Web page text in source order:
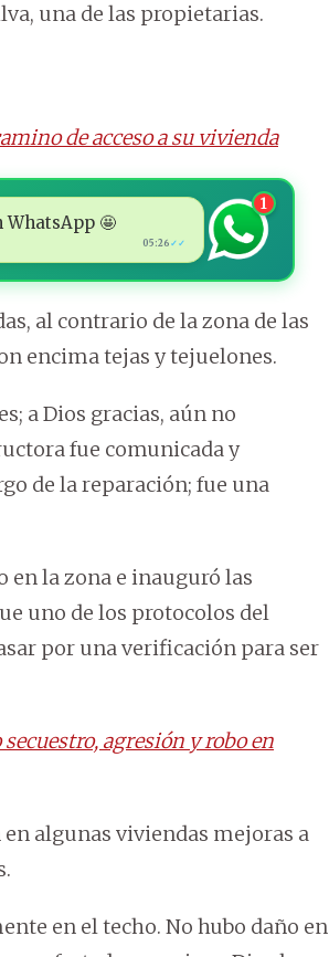
una de las propietarias.
de acceso a su vivienda
WhatsApp 🤩
05:26 ✓✓
1
al contrario de la zona de las
encima tejas y tejuelones.
a Dios gracias, aún no
fue comunicada y
de la reparación; fue una
en la zona e inauguró las
uno de los protocolos del
por una verificación para ser
agresión y robo en
algunas viviendas mejoras a
en el techo. No hubo daño en